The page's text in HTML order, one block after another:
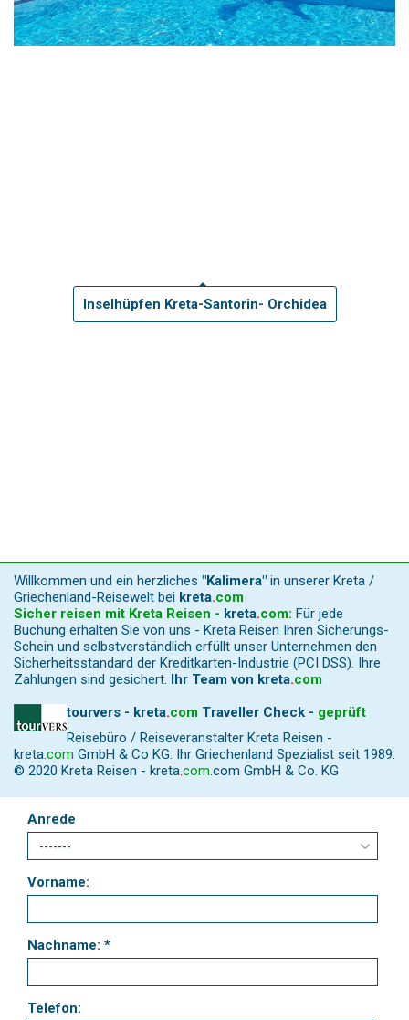
Inselhüpfen Kreta-Santorin- Orchidea
Willkommen und ein herzliches "Kalimera" in unserer Kreta /
Griechenland-Reisewelt bei kreta.com
Sicher reisen mit Kreta Reisen - kreta.com: Für jede
Buchung erhalten Sie von uns - Kreta Reisen Ihren Sicherungs-
Schein und selbstverständlich erfüllt unser Unternehmen den
Sicherheitsstandard der Kreditkarten-Industrie (PCI DSS). Ihre
Zahlungen sind gesichert.
Ihr Team von kreta.com
tourvers - kreta.com Traveller Check - geprüft
Reisebüro / Reiseveranstalter Kreta Reisen -
kreta.com GmbH & Co KG. Ihr Griechenland Spezialist seit 1989.
© 2020 Kreta Reisen - kreta.com.com GmbH & Co. KG
Anrede
Vorname:
Nachname: *
Telefon: